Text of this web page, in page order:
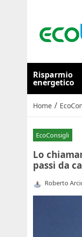
Risparmio
energetico
Home /
EcoConsigli
Lo
passi da
Roberto